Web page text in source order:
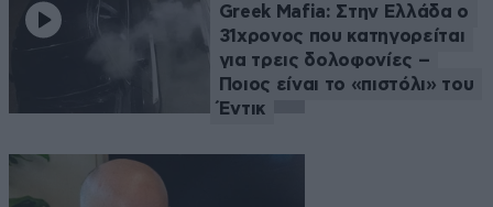
Greek Mafia: Στην Ελλάδα ο
31χρονος που κατηγορείται
για τρεις δολοφονίες –
Ποιος είναι το «πιστόλι» του
Έντικ